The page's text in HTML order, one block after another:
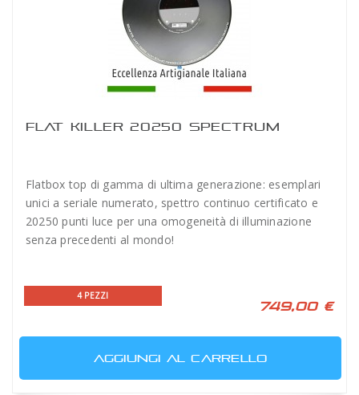
FLAT KILLER 20250 SPECTRUM
Flatbox top di gamma di ultima generazione: esemplari
unici a seriale numerato, spettro continuo certificato e
20250 punti luce per una omogeneità di illuminazione
senza precedenti al mondo!
4 PEZZI
749,00 €
AGGIUNGI AL CARRELLO